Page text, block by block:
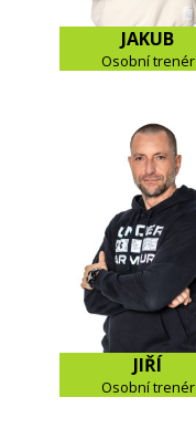
JAKUB
Osobní trenér
JIŘÍ
Osobní trenér